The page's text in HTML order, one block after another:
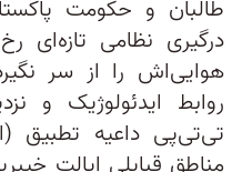
طالبان و حکومت
درگیری نظامی تازه‌ای
هوایی‌اش را از سر
روابط ایدئولوژیک و
تی‌تی‌پی داعیه تطبیق